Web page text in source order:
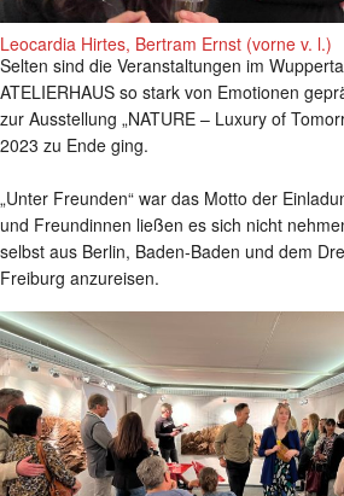
Leocardia Hirtes, Bertram Ernst (vorne v. l.)
Selten sind die Veranstaltungen im
ATELIERHAUS so stark von Emotionen
zur Ausstellung „NATURE – Luxury of
2023 zu Ende ging.
„Unter Freunden“ war das Motto der
und Freundinnen ließen es sich nicht
selbst aus Berlin, Baden-Baden und dem
Freiburg anzureisen.